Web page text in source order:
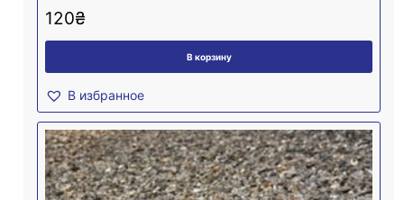
120₴
В корзину
В избранное